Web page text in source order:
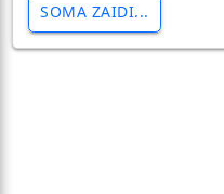
SOMA ZAIDI...